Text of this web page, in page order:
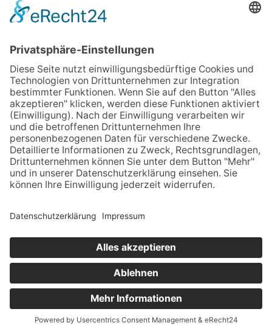
4,5 /
11.06.2023
Villa Seestern Ferienwohnung Nr.01
Wunderbare Wohnung mit sehr
kleinen Einschränkungen
Wir haben es sehr genossen, dort ein paar
Tage auszuspannen. Allerdings ohne Parkplatz
sehr schwierig. Wir haben uns trotzdem sehr
wohl gefühlt. Bei längerem Aufenthalt fehlt
myOstsee-Verwaltung hat uns mega gut
gefallen. Vielen Dank dafür
Geschrieben vom Administrator
Anfragen Jetzt buchen